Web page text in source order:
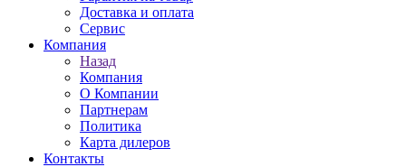
Доставка и оплата
Сервис
Компания
Назад
Компания
О Компании
Партнерам
Политика
Карта дилеров
Контакты